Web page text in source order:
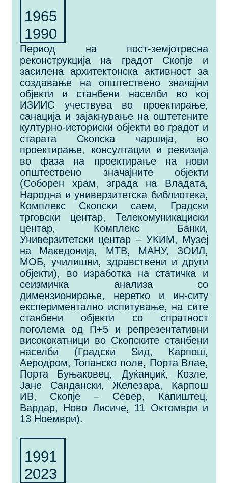
1965
1990
Период на пост-земјотресна
реконструкција на градот Скопје и
засилена архитектонска активност за
создавање на општествено значајни
објекти и станбени населби во кој
ИЗИИС учествува во проектирање,
санација и зајакнување на оштетените
културно-историски објекти во градот и
старата Скопска чаршија, во
проектирање, консултации и ревизија
во фаза на проектирање на нови
општествено значајните објекти
(Соборен храм, зграда на Владата,
Народна и универзитетска библиотека,
Комплекс Скопски саем, Градски
трговски центар, Телекомуникациски
центар, Комплекс Банки,
Универзитетски центар – УКИМ, Музеј
на Македонија, МТВ, МАНУ, ЗОИЛ,
МОБ, училишни, здравствени и други
објекти), во изработка на статичка и
сеизмичка анализа со
димензионирање, неретко и ин-ситу
експериментално испитување, на сите
станбени објекти со спратност
поголема од П+5 и репрезентативни
висококатници во Скопските станбени
населби (Градски Ѕид, Карпош,
Аеродром, Топанско поле, Порта Влае,
Порта Буњаковец, Дуќанџиќ, Козле,
Јане Сандански, Железара, Карпош
ИВ, Скопје – Север, Капиштец,
Вардар, Ново Лисиче, 11 Октомври и
13 Ноември).
1991
2023